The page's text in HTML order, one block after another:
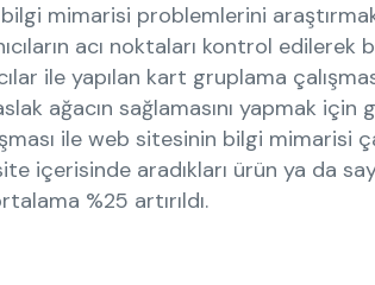
mimarisi problemlerini
acı noktaları kontrol
ile yapılan kart gruplama
ağacın sağlamasını yapmak
ile web sitesinin bilgi mimarisi
içerisinde aradıkları ürün ya da
%25 artırıldı.